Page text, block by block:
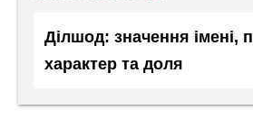
Ділшод: значення імені,
характер та доля